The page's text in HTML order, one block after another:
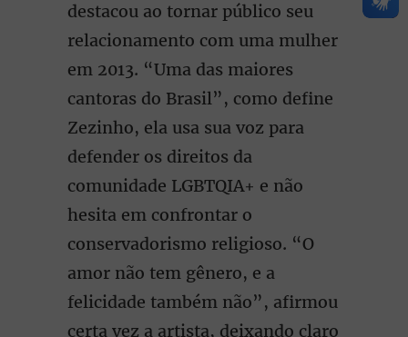
destacou ao tornar público seu
relacionamento com uma mulher
em 2013. “Uma das maiores
cantoras do Brasil”, como define
Zezinho, ela usa sua voz para
defender os direitos da
comunidade LGBTQIA+ e não
hesita em confrontar o
conservadorismo religioso. “O
amor não tem gênero, e a
felicidade também não”, afirmou
certa vez a artista, deixando claro